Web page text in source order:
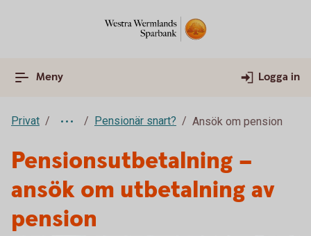
Meny Logga in
Privat Pensionär snart? Ansök om pension
Pensionsutbetalning –
ansök om utbetalning av
pension